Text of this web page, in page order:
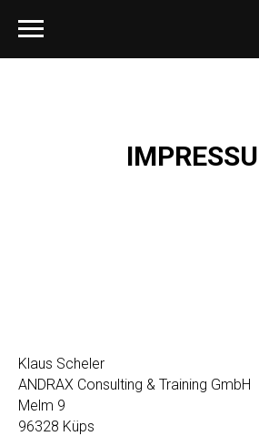
Klaus Scheler
ANDRAX Consulting & Training GmbH
Melm 9
96328 Küps